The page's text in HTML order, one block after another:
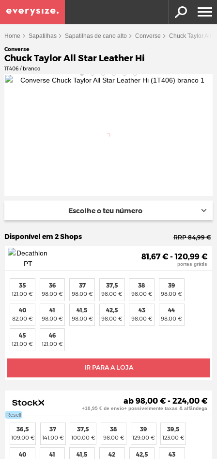
Home Sapatilhas Sapatilhas de cano alto Converse Chuck Taylor All
Converse
Chuck Taylor All Star Leather Hi
1T406 / branco
Escolhe o teu número
Disponível em 2 Shops RRP 84,99 €
81,67 € - 120,99 €
portes grátis
IR PARA A LOJA
35
121,00 €
36
98,00 €
37
98,00 €
37,5
98,00 €
38
98,00 €
39
98,00 €
40
82,00 €
41
98,00 €
41,5
98,00 €
42,5
98,00 €
43
98,00 €
44
98,00 €
45
121,00 €
46
121,00 €
Resell
ab 98,00 € - 224,00 €
+10,95 € de envio+ possivelmente taxas & alfândega
36,5
109,00 €
37
141,00 €
37,5
100,00 €
38
98,00 €
39
129,00 €
39,5
123,00 €
40 41 41,5 42 42,5 43